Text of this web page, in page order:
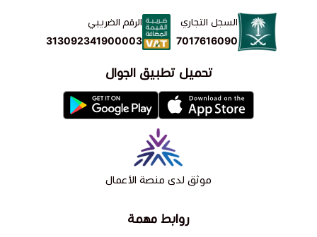
روابط مهمة
السجل التجاري
7017616090
الرقم الضريبي
313092341900003
تحميل تطبيق الجوال
موثق لدى منصة الأعمال